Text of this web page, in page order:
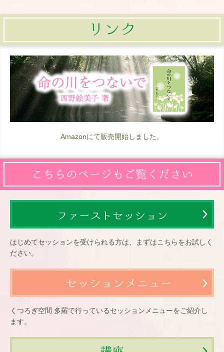
Amazonにて販売開始しました。
はじめてセッションを受けられる方は、まずはこちらをお試しく
ださい。
くつろぎ空間 多羅で行っているセッションメニューをご紹介し
ます。